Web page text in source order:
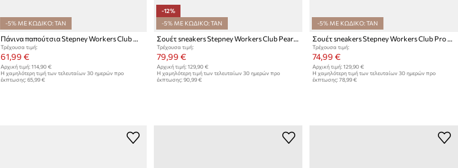
-5% ΜΕ ΚΩΔΙΚΟ: TAN
Τρέχουσα τιμή:
61,99 €
Αρχική τιμή: 114,90 €
Η χαμηλότερη τιμή των τελευταίων 30 ημερών προ
έκπτωσης: 65,99 €
-12%
-5% ΜΕ ΚΩΔΙΚΟ: TAN
Σουέτ sneakers Stepney Workers Club Pearl S-Strike Suede
Τρέχουσα τιμή:
79,99 €
Αρχική τιμή: 129,90 €
Η χαμηλότερη τιμή των τελευταίων 30 ημερών προ
έκπτωσης: 90,99 €
-5% ΜΕ ΚΩΔΙΚΟ: TAN
Τρέχουσα τιμή:
74,99 €
Αρχική τιμή: 129,90 €
Η χαμηλότερη τιμή των τελευταίων 30 ημερών προ
έκπτωσης: 78,99 €